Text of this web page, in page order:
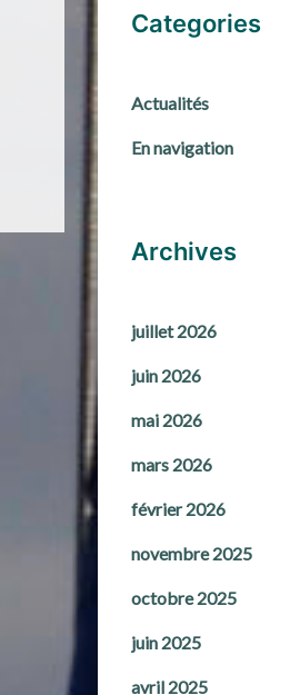
Categories
Actualités
En navigation
Archives
juillet 2026
juin 2026
mai 2026
mars 2026
février 2026
novembre 2025
octobre 2025
juin 2025
avril 2025